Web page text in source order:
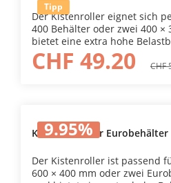
Tipp
Der Kistenroller eignet sich
400 Behälter oder zwei 400 ×
bietet eine extra hohe
kg. Dank seiner massiven
besonders stabil und
ist rund 2 cm vertieft, sodass
stehen und während des
für einen 600 × 400 Behälter
Behälter Extra hohe
CHF 49.20 CHF
9.95%
Kistenroller für Eurobehälter
Der Kistenroller ist passend
600 × 400 mm oder zwei